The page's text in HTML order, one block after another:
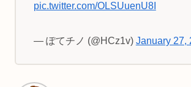
pic.twitter.com/OLSUuenU8I
— ぽてチノ (@HCz1v) January 27,